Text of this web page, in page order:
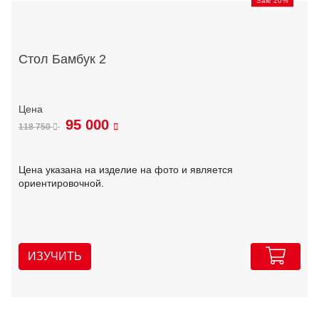
Стол Бамбук 2
118 750 95 000
Цена указана на изделие на фото и является
ориентировочной.
ИЗУЧИТЬ